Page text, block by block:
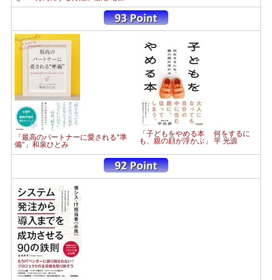
「最高のパートナーに愛される"準
備"」和泉ひとみ
「子どもをやめる本 何をするに
も、親の顔が浮かぶ」 平 光源